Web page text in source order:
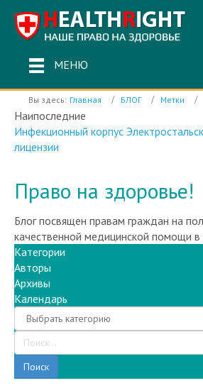
МЕНЮ
Вы здесь: Главная БЛОГ Метки
Наипоследние
Инфекционный корпус
лицензии
Право на здоровье!
Блог посвящен правам граждан на
качественной медицинской помощи
Категории
Авторы
Архивы
Календарь
Поиск